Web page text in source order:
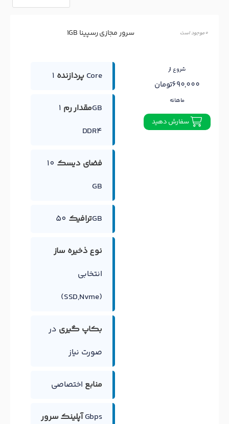
سرور مجازی رسپینا 1GB 0 موجود است
پردازنده1 Core
مقدار رم 1GB
DDR4
فضای دیسک 10
GB
ترافیک50GB
نوع ذخیره ساز
انتخابی
(SSD,Nvme)
بکاپ گیری در
صورت نیاز
منابع اختصاصی
آپلینک سرور Gbps
شروع از
690,000تومان
ماهانه
سفارش دهید